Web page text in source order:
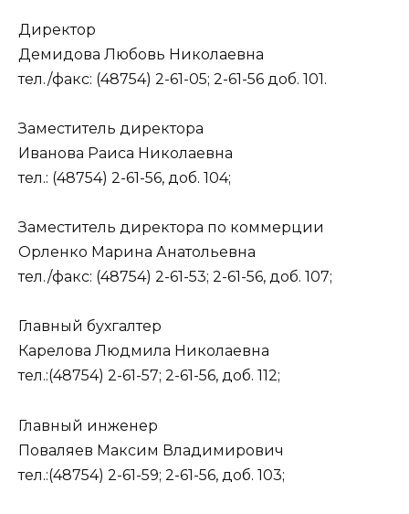
Директор
Демидова Любовь Николаевна
тел./факс: (48754) 2-61-05; 2-61-56 доб. 101.
Заместитель директора
Иванова Раиса Николаевна
тел.: (48754) 2-61-56, доб. 104;
Заместитель директора по коммерции
Орленко Марина Анатольевна
тел./факс: (48754) 2-61-53; 2-61-56, доб. 107;
Главный бухгалтер
Карелова Людмила Николаевна
тел.:(48754) 2-61-57; 2-61-56, доб. 112;
Главный инженер
Поваляев Максим Владимирович
тел.:(48754) 2-61-59; 2-61-56, доб. 103;